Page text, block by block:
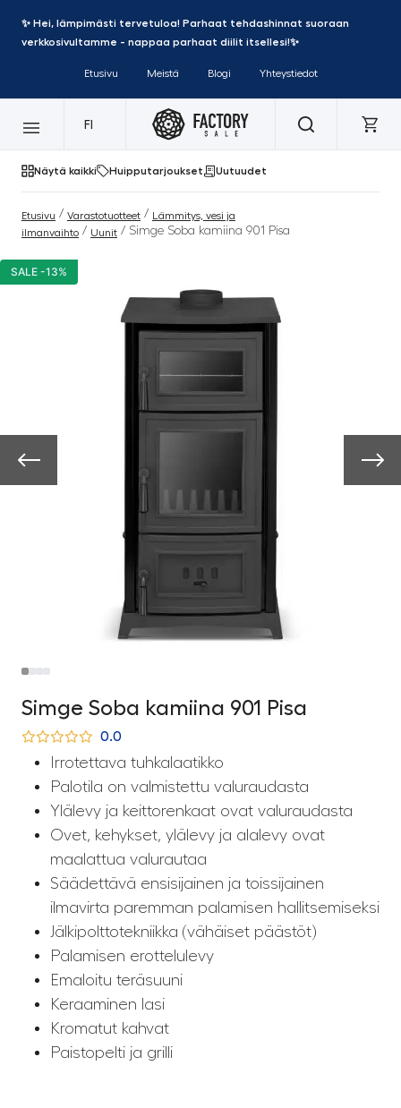
✨ Hei, lämpimästi tervetuloa! Parhaat tehdashinnat suoraan
verkkosivultamme - nappaa parhaat diilit itsellesi!✨
Etusivu Meistä Blogi Yhteystiedot
FI
Näytä kaikki Huipputarjoukset Uutuudet
Etusivu / Varastotuotteet / Lämmitys, vesi ja
ilmanvaihto / Uunit / Simge Soba kamiina 901 Pisa
SALE -13%
Simge Soba kamiina 901 Pisa
0.0
Irrotettava tuhkalaatikko
Palotila on valmistettu valuraudasta
Ylälevy ja keittorenkaat ovat valuraudasta
Ovet, kehykset, ylälevy ja alalevy ovat
maalattua valurautaa
Säädettävä ensisijainen ja toissijainen
ilmavirta paremman palamisen hallitsemiseksi
Jälkipolttotekniikka (vähäiset päästöt)
Palamisen erottelulevy
Emaloitu teräsuuni
Keraaminen lasi
Kromatut kahvat
Paistopelti ja grilli